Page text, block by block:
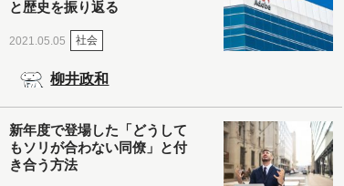
と歴史を振り返る
2021.05.05 社会
柳井政和
新年度で登場した「どうして
もソリが合わない同僚」と付
き合う方法